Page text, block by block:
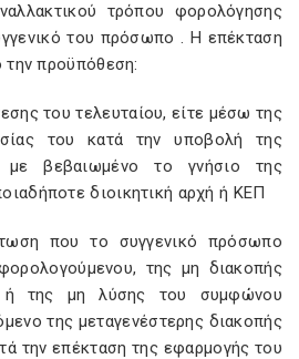
τρόπου φορολόγησης
του πρόσωπο . Η επέκταση
την προϋπόθεση:
του τελευταίου, είτε μέσω της
του κατά την υποβολή της
με βεβαιωμένο το γνήσιο της
διοικητική αρχή ή ΚΕΠ
που το συγγενικό πρόσωπο
της μη διακοπής
ή της μη λύσης του συμφώνου
της μεταγενέστερης διακοπής
την επέκταση της εφαρμογής του